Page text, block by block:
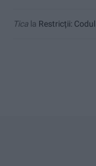
Tica la Restricții: